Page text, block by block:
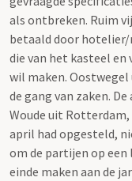
als ontbreken. Ruim
betaald door
die van het kasteel
wil maken.
de gang van zaken.
Woude uit
april had opgesteld,
om de partijen op een
einde maken aan de